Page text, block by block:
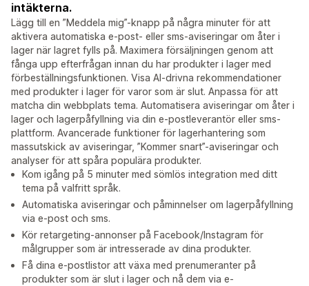
intäkterna.
Lägg till en ”Meddela mig”-knapp på några minuter för att
aktivera automatiska e-post- eller sms-aviseringar om åter i
lager när lagret fylls på. Maximera försäljningen genom att
fånga upp efterfrågan innan du har produkter i lager med
förbeställningsfunktionen. Visa AI-drivna rekommendationer
med produkter i lager för varor som är slut. Anpassa för att
matcha din webbplats tema. Automatisera aviseringar om åter i
lager och lagerpåfyllning via din e-postleverantör eller sms-
plattform. Avancerade funktioner för lagerhantering som
massutskick av aviseringar, ”Kommer snart”-aviseringar och
analyser för att spåra populära produkter.
Kom igång på 5 minuter med sömlös integration med ditt
tema på valfritt språk.
Automatiska aviseringar och påminnelser om lagerpåfyllning
via e-post och sms.
Kör retargeting-annonser på Facebook/Instagram för
målgrupper som är intresserade av dina produkter.
Få dina e-postlistor att växa med prenumeranter på
produkter som är slut i lager och nå dem via e-